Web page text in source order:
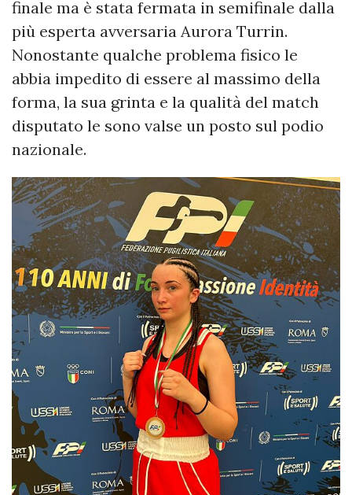
finale ma è stata fermata in semifinale dalla
più esperta avversaria Aurora Turrin.
Nonostante qualche problema fisico le
abbia impedito di essere al massimo della
forma, la sua grinta e la qualità del match
disputato le sono valse un posto sul podio
nazionale.